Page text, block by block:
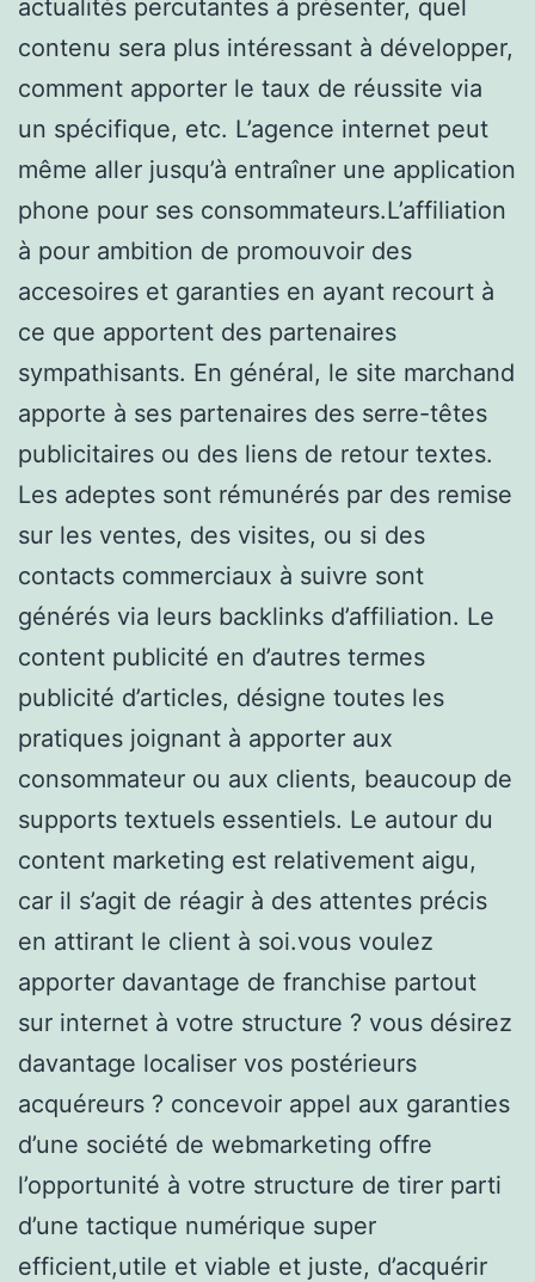
actualités percutantes à présenter, quel
contenu sera plus intéressant à développer,
comment apporter le taux de réussite via
un spécifique, etc. L’agence internet peut
même aller jusqu’à entraîner une application
phone pour ses consommateurs.L’affiliation
à pour ambition de promouvoir des
accesoires et garanties en ayant recourt à
ce que apportent des partenaires
sympathisants. En général, le site marchand
apporte à ses partenaires des serre-têtes
publicitaires ou des liens de retour textes.
Les adeptes sont rémunérés par des remise
sur les ventes, des visites, ou si des
contacts commerciaux à suivre sont
générés via leurs backlinks d’affiliation. Le
content publicité en d’autres termes
publicité d’articles, désigne toutes les
pratiques joignant à apporter aux
consommateur ou aux clients, beaucoup de
supports textuels essentiels. Le autour du
content marketing est relativement aigu,
car il s’agit de réagir à des attentes précis
en attirant le client à soi.vous voulez
apporter davantage de franchise partout
sur internet à votre structure ? vous désirez
davantage localiser vos postérieurs
acquéreurs ? concevoir appel aux garanties
d’une société de webmarketing offre
l’opportunité à votre structure de tirer parti
d’une tactique numérique super
efficient,utile et viable et juste, d’acquérir